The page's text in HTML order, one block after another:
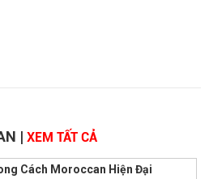
| XEM TẤT CẢ
Cách Moroccan Hiện Đại